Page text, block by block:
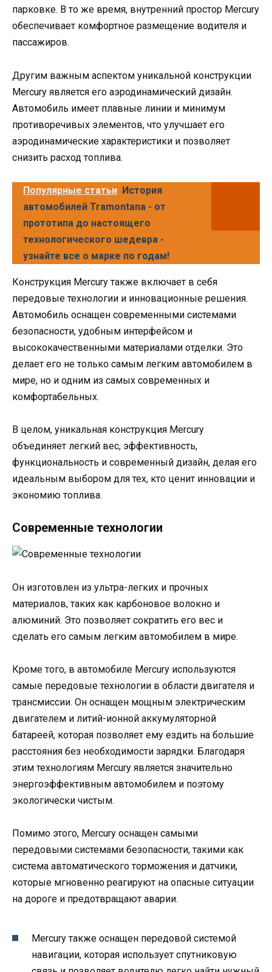
парковке. В то же время, внутренний простор Mercury
обеспечивает комфортное размещение водителя и
пассажиров.
Другим важным аспектом уникальной конструкции
Mercury является его аэродинамический дизайн.
Автомобиль имеет плавные линии и минимум
противоречивых элементов, что улучшает его
аэродинамические характеристики и позволяет
снизить расход топлива.
Популярные статьи История
автомобилей Tramontana - от
прототипа до настоящего
технологического шедевра -
узнайте все о марке по годам!
Конструкция Mercury также включает в себя
передовые технологии и инновационные решения.
Автомобиль оснащен современными системами
безопасности, удобным интерфейсом и
высококачественными материалами отделки. Это
делает его не только самым легким автомобилем в
мире, но и одним из самых современных и
комфортабельных.
В целом, уникальная конструкция Mercury
объединяет легкий вес, эффективность,
функциональность и современный дизайн, делая его
идеальным выбором для тех, кто ценит инновации и
экономию топлива.
Современные технологии
Он изготовлен из ультра-легких и прочных
материалов, таких как карбоновое волокно и
алюминий. Это позволяет сократить его вес и
сделать его самым легким автомобилем в мире.
Кроме того, в автомобиле Mercury используются
самые передовые технологии в области двигателя и
трансмиссии. Он оснащен мощным электрическим
двигателем и литий-ионной аккумуляторной
батареей, которая позволяет ему ездить на большие
расстояния без необходимости зарядки. Благодаря
этим технологиям Mercury является значительно
энергоэффективным автомобилем и поэтому
экологически чистым.
Помимо этого, Mercury оснащен самыми
передовыми системами безопасности, такими как
система автоматического торможения и датчики,
которые мгновенно реагируют на опасные ситуации
на дороге и предотвращают аварии.
Mercury также оснащен передовой системой
навигации, которая использует спутниковую